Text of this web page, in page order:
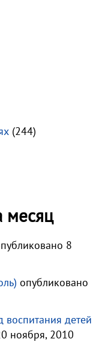
(244)
месяц
8
опубликовано
воспитания детей
ноября, 2010